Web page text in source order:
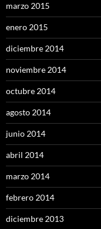
marzo 2015
enero 2015
diciembre 2014
noviembre 2014
octubre 2014
agosto 2014
junio 2014
abril 2014
marzo 2014
febrero 2014
diciembre 2013